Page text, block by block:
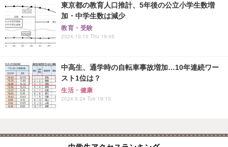
東京都の教育人口推計、5年後の公立小学生数増
加・中学生数は減少
教育・受験
2024.10.10 Thu 19:45
中高生、通学時の自転車事故増加…10年連続ワー
スト1位は？
生活・健康
2024.9.24 Tue 19:15